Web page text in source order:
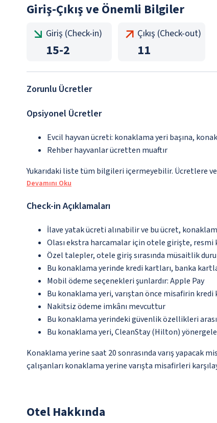
Giriş-Çıkış ve Önemli Bilgiler
Giriş (Check-in)
15-2
Çıkış (Check-out)
11
Zorunlu Ücretler
Opsiyonel Ücretler
Evcil hayvan ücreti: konaklama yeri başına,
Rehber hayvanlar ücretten muaftır
Yukarıdaki liste tüm bilgileri içermeyebilir. Ücretlere
Devamını Oku
Check-in Açıklamaları
İlave yatak ücreti alınabilir ve bu ücret,
Olası ekstra harcamalar için otele girişte,
Özel talepler, otele giriş sırasında müsaitlik
Bu konaklama yerinde kredi kartları, banka
Mobil ödeme seçenekleri şunlardır: Apple Pay
Bu konaklama yeri, varıştan önce misafirin kredi
Nakitsiz ödeme imkânı mevcuttur
Bu konaklama yerindeki güvenlik özellikleri
Bu konaklama yeri, CleanStay (Hilton)
Konaklama yerine saat 20 sonrasında varış
çalışanları konaklama yerine varışta misafirleri
Otel Hakkında